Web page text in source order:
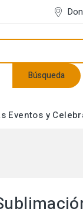
Búsqueda
Eventos y